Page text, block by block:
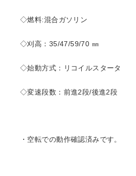
◇燃料:混合ガソリン
◇刈高：35/47/59/70 ㎜
◇始動方式：リコイルスタータ
◇変速段数：前進2段/後進2段
・空転での動作確認済みです。